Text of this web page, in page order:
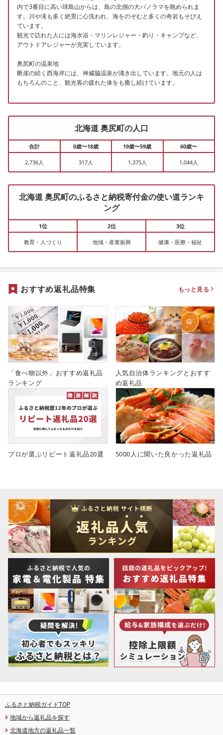
内で3番目に高い球島山からは、島の北側の大パノラマを眺められま
す。川や滝も多く絶景に心洗われ、海をのぞむと多くの奇岩もそびえ
ています。
観光で訪れた人には海水浴・マリンレジャー・釣り・キャンプなど、
アウトドアレジャーが充実しています。
奥尻町の温泉地
断崖の続く西海岸には、神威脇温泉が涌き出しています。地元の人は
もちろんのこと、観光客の疲れた体をも癒し続けています。
北海道 奥尻町の人口
合計
2,736人
0歳〜18歳
317人
19歳〜59歳
1,375人
60歳〜
1,044人
北海道 奥尻町のふるさと納税寄付金の使い道ランキ
ング
1位
教育・人づくり
2位
地域・産業振興
3位
健康・医療・福祉
おすすめ返礼品特集 もっと見る
「食べ物以外」おすすめ返礼品
ランキング
人気自治体ランキングとおすす
め返礼品
プロが選ぶリピート返礼品20選 5000人に聞いた良かった返礼品
ふるさと納税ガイドTOP
地域から返礼品を探す
北海道地方の返礼品一覧